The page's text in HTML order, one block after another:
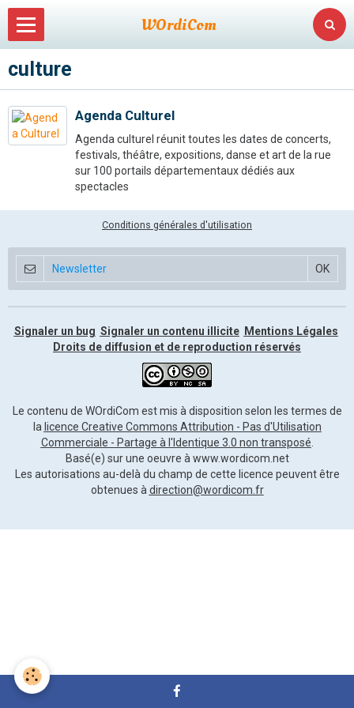
WOrdiCom
Tel : 07 82 40 70 65
Supervision
Sauvegarde de données
Site Internet
Annonces
culture
Agenda Culturel
Agenda culturel réunit toutes les dates de concerts,
festivals, théâtre, expositions, danse et art de la rue
sur 100 portails départementaux dédiés aux
spectacles
Conditions générales d'utilisation
Signaler un bug Signaler un contenu illicite Mentions Légales
Droits de diffusion et de reproduction réservés
Le contenu de WOrdiCom est mis à disposition selon les termes de
la licence Creative Commons Attribution - Pas d'Utilisation
Commerciale - Partage à l'Identique 3.0 non transposé
Basé(e) sur une oeuvre à www.wordicom.net
Les autorisations au-delà du champ de cette licence peuvent être
obtenues à direction@wordicom.fr